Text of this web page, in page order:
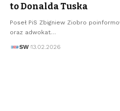
to Donalda Tuska
Poseł PiS Zbigniew Ziobro
oraz adwokat…
SW 13.02.2026